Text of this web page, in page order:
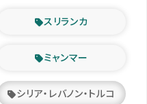
スリランカ
ミャンマー
シリア・レバノン・トルコ